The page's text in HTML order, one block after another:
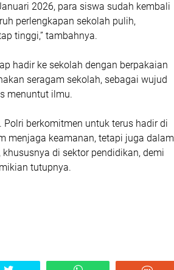
2026, para siswa sudah kembali
perlengkapan sekolah pulih,
tinggi,” tambahnya.
hadir ke sekolah dengan berpakaian
seragam sekolah, sebagai wujud
menuntut ilmu.
berkomitmen untuk terus hadir di
menjaga keamanan, tetapi juga dalam
di sektor pendidikan, demi
tutupnya.